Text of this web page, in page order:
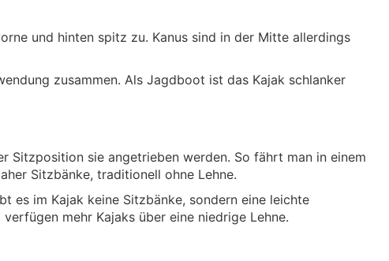
und hinten spitz zu. Kanus sind in der Mitte allerdings
zusammen. Als Jagdboot ist das Kajak schlanker
Sitzposition sie angetrieben werden. So fährt man in einem
Sitzbänke, traditionell ohne Lehne.
es im Kajak keine Sitzbänke, sondern eine leichte
mehr Kajaks über eine niedrige Lehne.